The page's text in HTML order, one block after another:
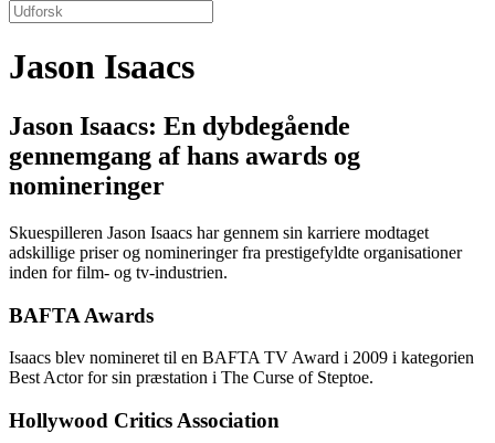
Jason Isaacs
Jason Isaacs: En dybdegående
gennemgang af hans awards og
nomineringer
Skuespilleren Jason Isaacs har gennem sin karriere modtaget
adskillige priser og nomineringer fra prestigefyldte organisationer
inden for film- og tv-industrien.
BAFTA Awards
Isaacs blev nomineret til en BAFTA TV Award i 2009 i kategorien
Best Actor for sin præstation i The Curse of Steptoe.
Hollywood Critics Association